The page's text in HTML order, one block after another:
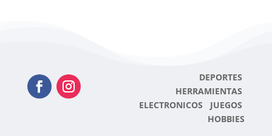
DEPORTES
HERRAMIENTAS
ELECTRONICOS JUEGOS
HOBBIES